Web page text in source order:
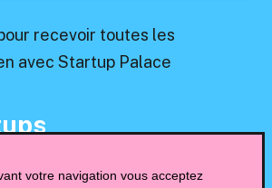
votre navigation vous acceptez
recevoir toutes les
avec Startup Palace